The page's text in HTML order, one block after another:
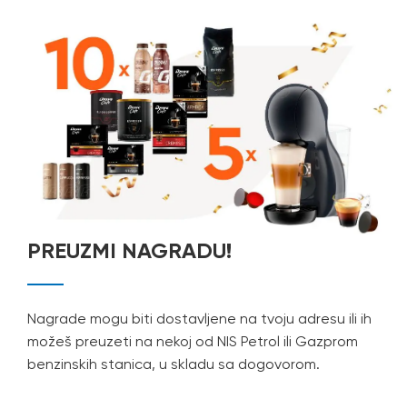
PREUZMI NAGRADU!
Nagrade mogu biti dostavljene na tvoju adresu ili ih
možeš preuzeti na nekoj od NIS Petrol ili Gazprom
benzinskih stanica, u skladu sa dogovorom.